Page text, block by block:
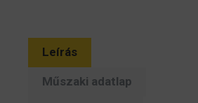
Leírás
Műszaki adatlap